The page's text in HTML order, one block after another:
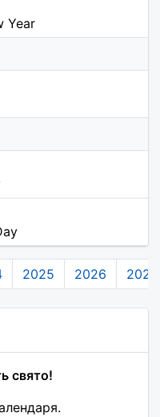
Year
2025 2026 2027
свято!